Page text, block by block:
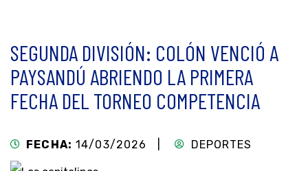
SEGUNDA DIVISIÓN: COLÓN VENCIÓ A
PAYSANDÚ ABRIENDO LA PRIMERA
FECHA DEL TORNEO COMPETENCIA
FECHA: 14/03/2026 | DEPORTES